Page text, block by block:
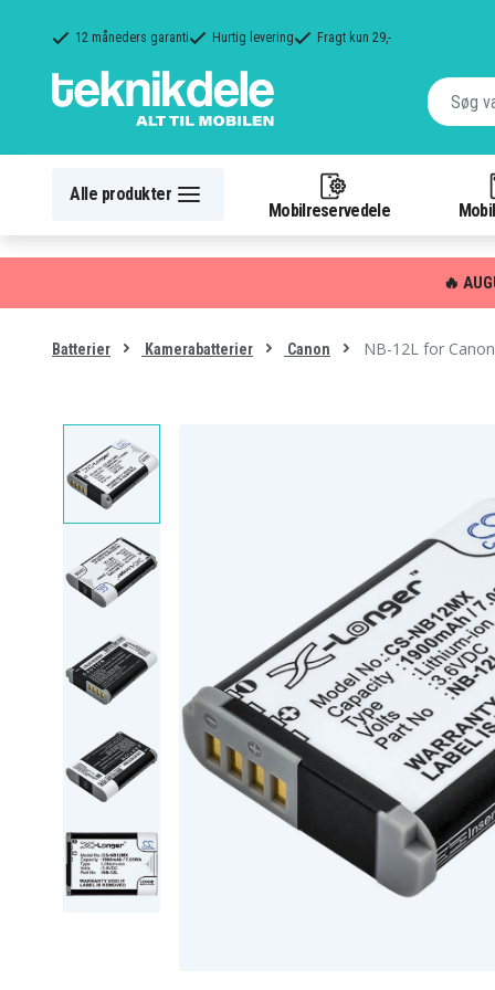
12 måneders garanti Hurtig levering Fragt kun 29,-
Alle produkter
Mobilreservedele
🔥
Batterier Kamerabatterier Canon NB-12L for